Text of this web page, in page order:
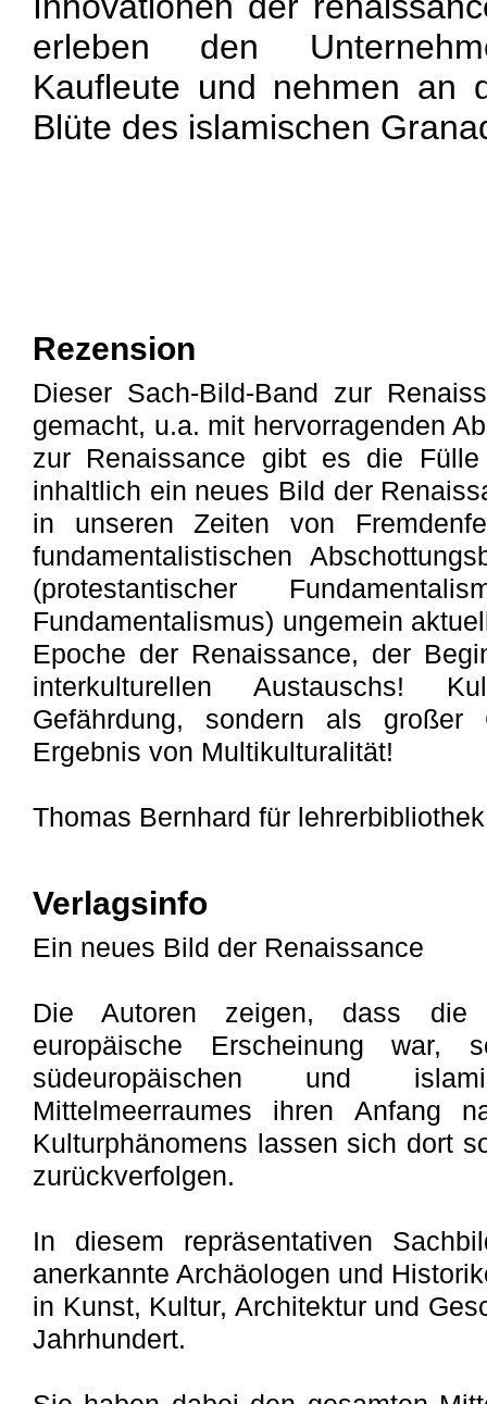
erleben den
Kaufleute und nehmen an
Blüte des islamischen
Rezension
Dieser Sach-Bild-Band zur
gemacht, u.a. mit hervorragenden
zur Renaissance gibt es die
inhaltlich ein neues Bild der
in unseren Zeiten von
fundamentalistischen
(protestantischer
Fundamentalismus) ungemein
Epoche der Renaissance, der
interkulturellen Austauschs!
Gefährdung, sondern als großer
Ergebnis von Multikulturalität!
Thomas Bernhard für
Verlagsinfo
Ein neues Bild der Renaissance
Die Autoren zeigen, dass die
europäische Erscheinung war,
südeuropäischen und
Mittelmeerraumes ihren Anfang
Kulturphänomens lassen sich dort
zurückverfolgen.
In diesem repräsentativen
anerkannte Archäologen und
in Kunst, Kultur, Architektur und
Jahrhundert.